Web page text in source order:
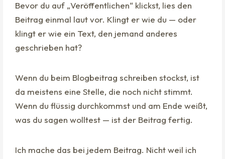
Bevor du auf „Veröffentlichen“ klickst, lies den
Beitrag einmal laut vor. Klingt er wie du — oder
klingt er wie ein Text, den jemand anderes
geschrieben hat?
Wenn du beim Blogbeitrag schreiben stockst, ist
da meistens eine Stelle, die noch nicht stimmt.
Wenn du flüssig durchkommst und am Ende weißt,
was du sagen wolltest — ist der Beitrag fertig.
Ich mache das bei jedem Beitrag. Nicht weil ich